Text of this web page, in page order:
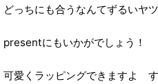
どっちにも合うなんてずるい
presentにもいかがでしょう！
可愛くラッピングできますよ